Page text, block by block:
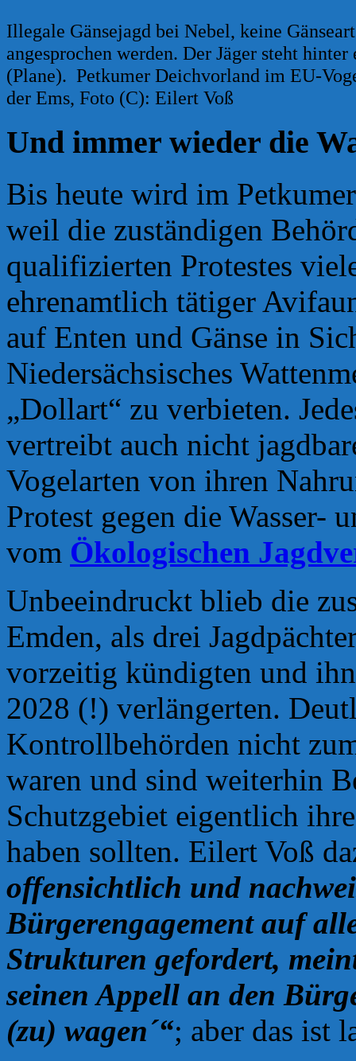
Illegale Gänsejagd bei Nebel, keine
angesprochen werden. Der Jäger steht
(Plane). Petkumer Deichvorland im EU-
der Ems, Foto (C): Eilert Voß
Und immer wieder die
Bis heute wird im
weil die zuständigen
qualifizierten Protestes
ehrenamtlich tätiger
auf Enten und Gänse in
Niedersächsisches
„Dollart“ zu verbieten.
vertreibt auch nicht
Vogelarten von ihren
Protest gegen die Wasser-
vom Ökologischen
Unbeeindruckt blieb die
Emden, als drei
vorzeitig kündigten und
2028 (!) verlängerten.
Kontrollbehörden nicht
waren und sind weiterhin
Schutzgebiet eigentlich
haben sollten. Eilert Voß
offensichtlich und
Bürgerengagement auf
Strukturen gefordert,
seinen Appell an den
(zu) wagen´“; aber das ist